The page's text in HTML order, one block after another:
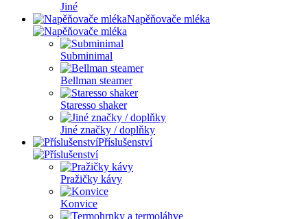
Jiné
Napěňovače mléka
Subminimal
Bellman steamer
Staresso shaker
Jiné značky / doplňky
Příslušenství
Pražičky kávy
Konvice